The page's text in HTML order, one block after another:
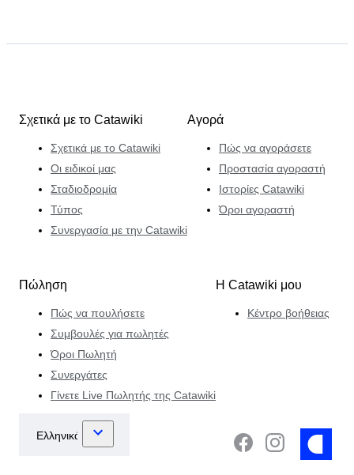
Σχετικά με το Catawiki
Σχετικά με το Catawiki
Οι ειδικοί μας
Σταδιοδρομία
Τύπος
Συνεργασία με την Catawiki
Αγορά
Πώς να αγοράσετε
Προστασία αγοραστή
Ιστορίες Catawiki
Όροι αγοραστή
Πώληση
Πώς να πουλήσετε
Συμβουλές για πωλητές
Όροι Πωλητή
Συνεργάτες
Γίνετε Live Πωλητής της Catawiki
Η Catawiki μου
Κέντρο βοήθειας